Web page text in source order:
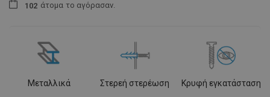
1 02 άτομα το αγόρασαν.
Μεταλλικά Στερεή στερέωση Κρυφή εγκατάσταση